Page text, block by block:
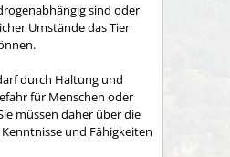
sind oder
Umstände das Tier
durch Haltung und
für Menschen oder
müssen daher über die
und Fähigkeiten